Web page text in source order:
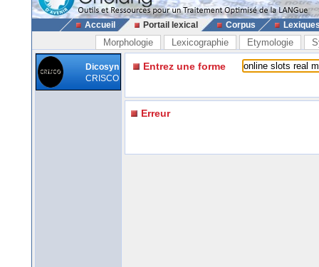
Accueil Portail lexical Corpus
Morphologie Lexicographie Etymologie
Dicosyn
CRISCO
Entrez une forme
Erreur